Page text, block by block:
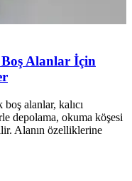
Alanlar İçin
alanlar, kalıcı
depolama, okuma köşesi
Alanın özelliklerine